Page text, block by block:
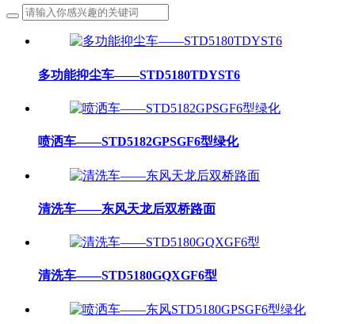
多功能抑尘车——STD5180TDYST6
喷洒车——STD5182GPSGF6型绿化
清洗车——东风天龙后双桥路面
清洗车——STD5180GQXGF6型